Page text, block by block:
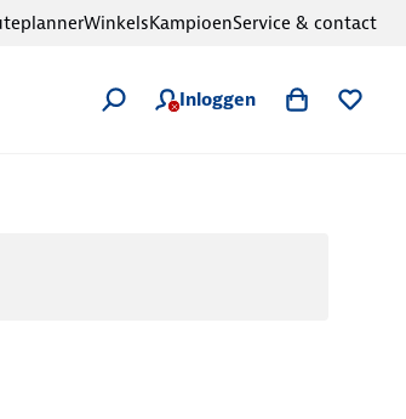
Inloggen
WinkelsKampioenService & contact